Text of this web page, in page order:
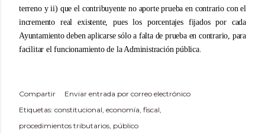
terreno y ii) que el contribuyente no aporte prueba en contrario con el
incremento real existente, pues los porcentajes fijados por cada
Ayuntamiento deben aplicarse sólo a falta de prueba en contrario, para
facilitar el funcionamiento de la Administración pública.
Compartir
Enviar entrada por correo electrónico
Etiquetas: constitucional economía fiscal
procedimientos tributarios público